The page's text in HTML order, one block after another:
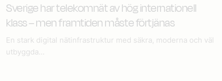
Sverige har telekomnät av hög internationell
klass – men framtiden måste förtjänas
En stark digital nätinfrastruktur med säkra, moderna och väl
utbyggda...